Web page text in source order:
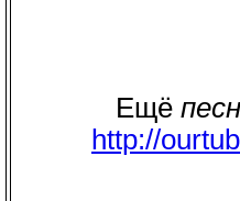
Ещё
http://